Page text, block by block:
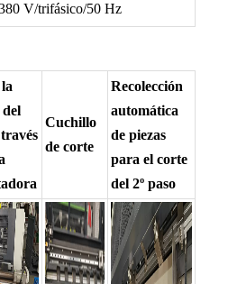
V/trifásico/50 Hz
Cuchillo
de corte
Recolección
automática
de piezas
para el corte
del 2º paso